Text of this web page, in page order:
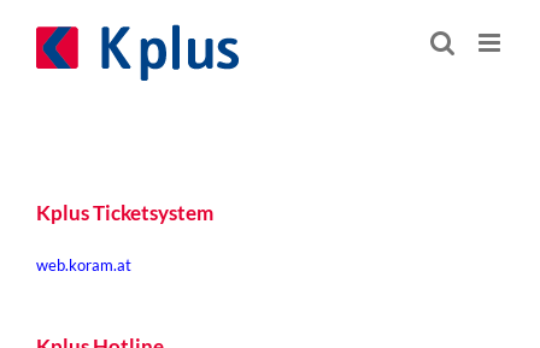
springen
Kplus Ticketsystem
web.koram.at